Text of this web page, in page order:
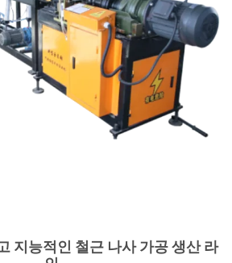
지능적인 철근 나사 가공 생산 라